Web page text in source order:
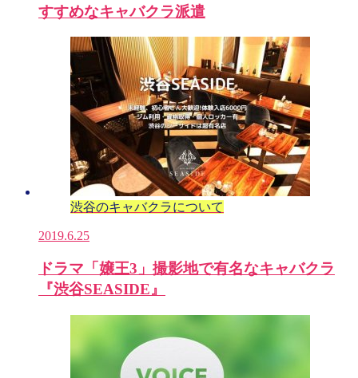
すすめなキャバクラ派遣
渋谷のキャバクラについて
2019.6.25
ドラマ「嬢王3」撮影地で有名なキャバクラ
『渋谷SEASIDE』